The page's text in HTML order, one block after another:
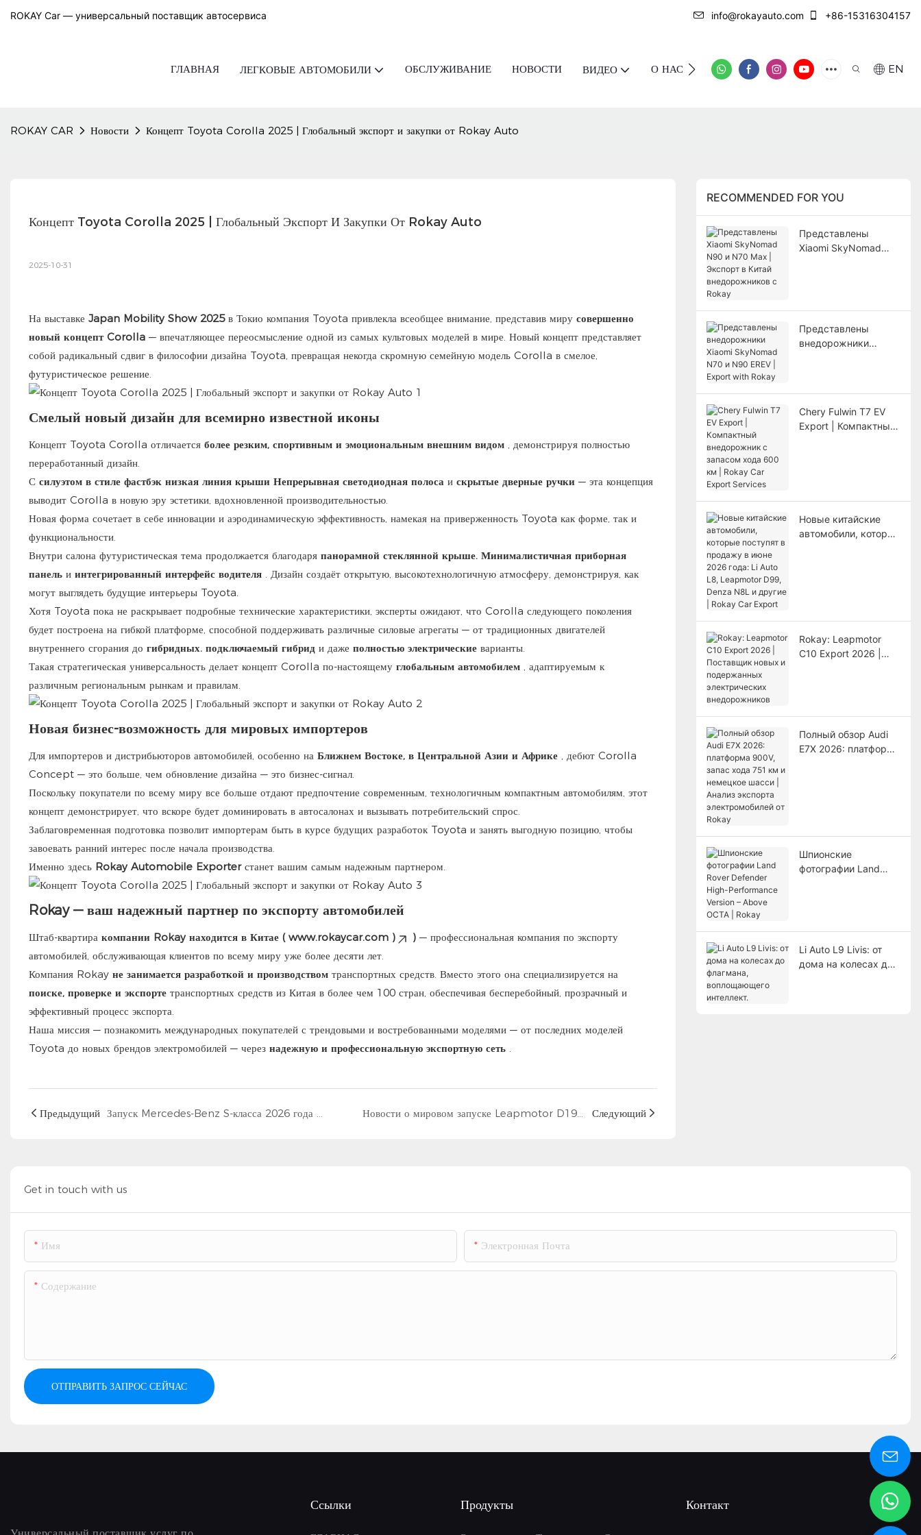
ROKAY Car — универсальный поставщик автосервиса info@rokayauto.com +86-15316304157
ГЛАВНАЯ ЛЕГКОВЫЕ АВТОМОБИЛИ ОБСЛУЖИВАНИЕ НОВОСТИ ВИДЕО О НАС СВЯЖИТЕСЬ С НАМИ EN
ROKAY CAR Новости Концепт Toyota Corolla 2025 | Глобальный экспорт и закупки от Rokay Auto
Концепт Toyota Corolla 2025 | Глобальный Экспорт И Закупки От Rokay Auto
2025-10-31
На выставке Japan Mobility Show 2025в Токио компания Toyota привлекла всеобщее внимание, представив миру совершенно
новый концепт Corolla— впечатляющее переосмысление одной из самых культовых моделей в мире. Новый концепт представляет
собой радикальный сдвиг в философии дизайна Toyota, превращая некогда скромную семейную модель Corolla в смелое,
футуристическое решение.
Смелый новый дизайн для всемирно известной иконы
Концепт Toyota Corolla отличается более резким, спортивным и эмоциональным внешним видом, демонстрируя полностью
переработанный дизайн.
С силуэтом в стиле фастбэк низкая линия крыши Непрерывная светодиодная полосаи скрытые дверные ручки— эта концепция
выводит Corolla в новую эру эстетики, вдохновленной производительностью.
Новая форма сочетает в себе инновации и аэродинамическую эффективность, намекая на приверженность Toyota как форме, так и
функциональности.
Внутри салона футуристическая тема продолжается благодаря панорамной стеклянной крыше. Минималистичная приборная
панельи интегрированный интерфейс водителя. Дизайн создаёт открытую, высокотехнологичную атмосферу, демонстрируя, как
могут выглядеть будущие интерьеры Toyota.
Хотя Toyota пока не раскрывает подробные технические характеристики, эксперты ожидают, что Corolla следующего поколения
будет построена на гибкой платформе, способной поддерживать различные силовые агрегаты — от традиционных двигателей
внутреннего сгорания до гибридных. подключаемый гибриди даже полностью электрическиеварианты.
Такая стратегическая универсальность делает концепт Corolla по-настоящему глобальным автомобилем, адаптируемым к
различным региональным рынкам и правилам.
Новая бизнес-возможность для мировых импортеров
Для импортеров и дистрибьюторов автомобилей, особенно на Ближнем Востоке, в Центральной Азии и Африке, дебют Corolla
Concept — это больше, чем обновление дизайна — это бизнес-сигнал.
Поскольку покупатели по всему миру все больше отдают предпочтение современным, технологичным компактным автомобилям, этот
концепт демонстрирует, что вскоре будет доминировать в автосалонах и вызывать потребительский спрос.
Заблаговременная подготовка позволит импортерам быть в курсе будущих разработок Toyota и занять выгодную позицию, чтобы
завоевать ранний интерес после начала производства.
Именно здесь Rokay Automobile Exporterстанет вашим самым надежным партнером.
Rokay — ваш надежный партнер по экспорту автомобилей
Штаб-квартира компании Rokay находится в Китае ( www.rokaycar.com) )— профессиональная компания по экспорту
автомобилей, обслуживающая клиентов по всему миру уже более десяти лет.
Компания Rokay не занимается разработкой и производствомтранспортных средств. Вместо этого она специализируется на
поиске, проверке и экспортетранспортных средств из Китая в более чем 100 стран, обеспечивая бесперебойный, прозрачный и
эффективный процесс экспорта.
Наша миссия — познакомить международных покупателей с трендовыми и востребованными моделями — от последних моделей
Toyota до новых брендов электромобилей — через надежную и профессиональную экспортную сеть.
Предыдущий Новости о мировом запуске Leapmotor D19 | Rokay – профессиональная китайская компания по экспорту автомобилей Следующий
RECOMMENDED FOR YOU
Представлены
Xiaomi SkyNomad
Представлены
внедорожники
Chery Fulwin T7 EV
Export | Компактный
Новые китайские
автомобили, которые
Export
Rokay: Leapmotor
C10 Export 2026 |
Полный обзор Audi
E7X 2026: платформа
Rokay
Шпионские
фотографии Land
Li Auto L9 Livis: от
дома на колесах до
Get in touch with us
Имя Электронная Почта
Содержание
ОТПРАВИТЬ ЗАПРОС СЕЙЧАС
Ссылки Продукты Контакт